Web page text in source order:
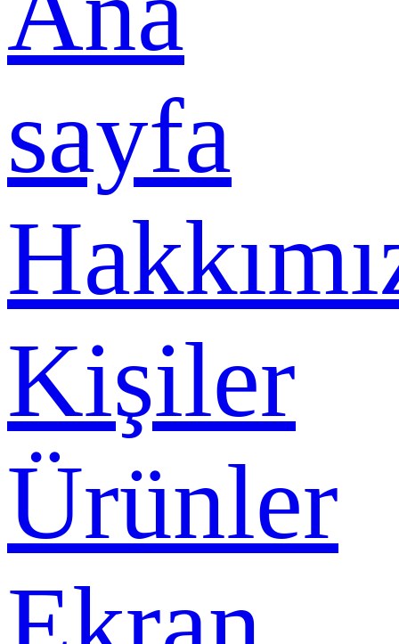
sayfa
Kişiler
Ürünler